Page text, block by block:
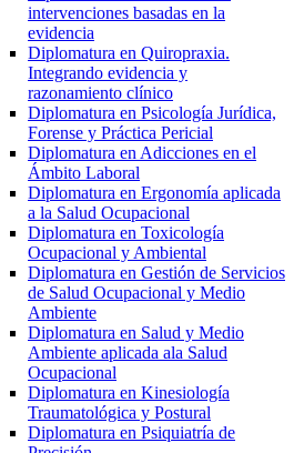
intervenciones basadas en la
evidencia
Diplomatura en Quiropraxia.
Integrando evidencia y
razonamiento clínico
Diplomatura en Psicología Jurídica,
Forense y Práctica Pericial
Diplomatura en Adicciones en el
Ámbito Laboral
Diplomatura en Ergonomía aplicada
a la Salud Ocupacional
Diplomatura en Toxicología
Ocupacional y Ambiental
Diplomatura en Gestión de Servicios
de Salud Ocupacional y Medio
Ambiente
Diplomatura en Salud y Medio
Ambiente aplicada ala Salud
Ocupacional
Diplomatura en Kinesiología
Traumatológica y Postural
Diplomatura en Psiquiatría de